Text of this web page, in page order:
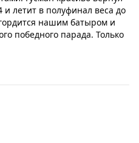
и летит в полуфинал веса до
нашим батыром и
победного парада. Только